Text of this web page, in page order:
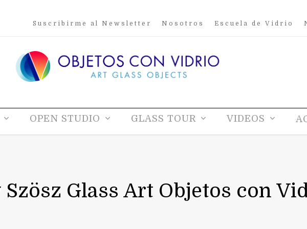
Suscribirme al Newsletter Nosotros Escuela de Vidrio
OPEN STUDIO GLASS TOUR VIDEOS
Szösz Glass Art Objetos con